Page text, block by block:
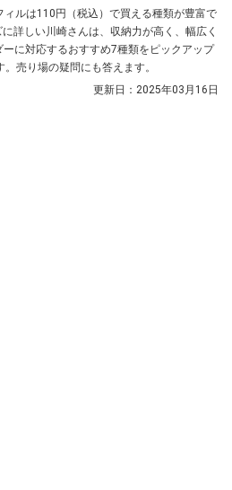
ィルは110円（税込）で買える種類が豊富で
詳しい川崎さんは、収納力が高く、幅広く
に対応するおすすめ7種類をピックアップ
売り場の疑問にも答えます。
更新日： 2025年03月16日